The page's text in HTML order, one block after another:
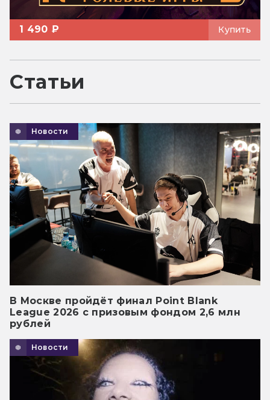
1 490 ₽ Купить
Статьи
Новости
В Москве пройдёт финал Point Blank
League 2026 с призовым фондом 2,6 млн
рублей
Новости